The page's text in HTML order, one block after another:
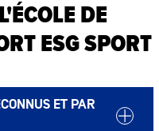
DE
ESG SPORT
ET PAR